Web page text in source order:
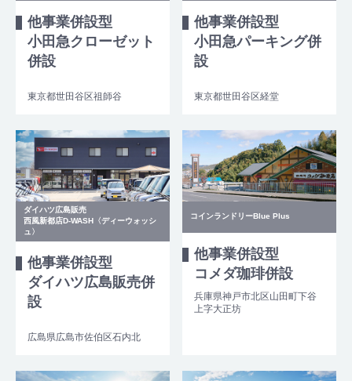
他事業併設型
小田急クローゼット
併設
東京都世田谷区祖師谷
他事業併設型
小田急パーキング併
設
東京都世田谷区経堂
ダイハツ広島販売
西風新都店D-WASH〈ディーウォッシ
ュ〉
他事業併設型
ダイハツ広島販売併
設
広島県広島市佐伯区石内北
コインランドリーBlue Plus
他事業併設型
コメダ珈琲併設
兵庫県神戸市北区山田町下谷
上字大正坊